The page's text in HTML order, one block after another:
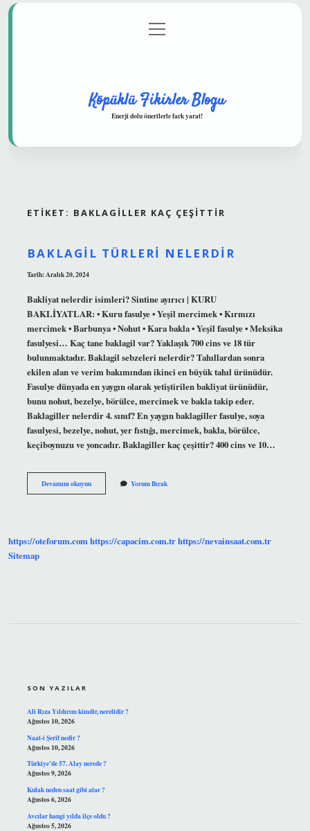
Gizlilik Politikası
menüyü
aç
Köpüklü Fikirler Blogu
Enerji dolu önerilerle fark yarat!
ETIKET: BAKLAGILLER KAÇ ÇEŞITTIR
BAKLAGIL TÜRLERI NELERDIR
Tarih: Aralık 20, 2024
Bakliyat nelerdir isimleri? Sintine ayırıcı | KURU
BAKLİYATLAR: • Kuru fasulye • Yeşil mercimek • Kırmızı
mercimek • Barbunya • Nohut • Kara bakla • Yeşil fasulye • Meksika
fasulyesi… Kaç tane baklagil var? Yaklaşık 700 cins ve 18 tür
bulunmaktadır. Baklagil sebzeleri nelerdir? Tahıllardan sonra
ekilen alan ve verim bakımından ikinci en büyük tahıl ürünüdür.
Fasulye dünyada en yaygın olarak yetiştirilen bakliyat ürünüdür,
bunu nohut, bezelye, börülce, mercimek ve bakla takip eder.
Baklagiller nelerdir 4. sınıf? En yaygın baklagiller fasulye, soya
fasulyesi, bezelye, nohut, yer fıstığı, mercimek, bakla, börülce,
keçiboynuzu ve yoncadır. Baklagiller kaç çeşittir? 400 cins ve 10…
Devamını okuyunBaklagil
Türleri
Yorum Bırak
https://oteforum.comhttps://capacim.com.trhttps://nevainsaat.com.tr
Sitemap
SON YAZILAR
Ali Rıza Yıldırım kimdir, nerelidir ?
Ağustos 10, 2026
Naat-i Şerif nedir ?
Ağustos 10, 2026
Türkiye’de 57. Alay nerede ?
Ağustos 9, 2026
Kulak neden saat gibi atar ?
Ağustos 6, 2026
Avcılar hangi yılda ilçe oldu ?
Ağustos 5, 2026